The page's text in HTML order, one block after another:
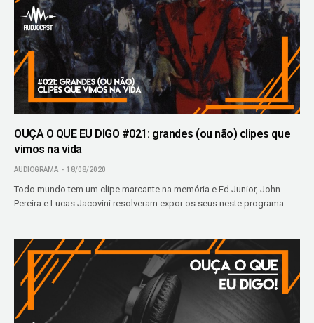
OUÇA O QUE EU DIGO #021: grandes (ou não) clipes que
vimos na vida
AUDIOGRAMA 18/08/2020
Todo mundo tem um clipe marcante na memória e Ed Junior, John
Pereira e Lucas Jacovini resolveram expor os seus neste programa.